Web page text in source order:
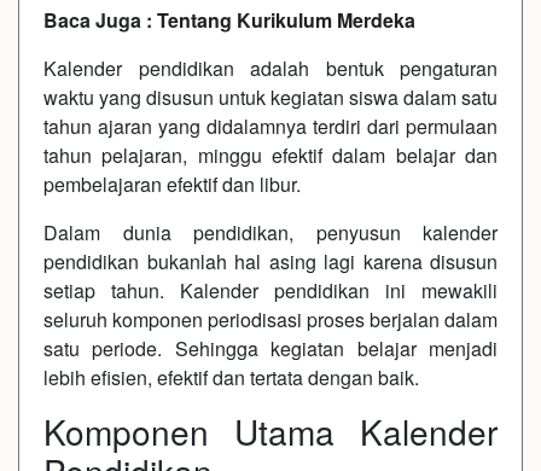
Baca Juga : Tentang Kurikulum Merdeka
Kalender pendidikan adalah bentuk pengaturan
waktu yang disusun untuk kegiatan siswa dalam satu
tahun ajaran yang didalamnya terdiri dari permulaan
tahun pelajaran, minggu efektif dalam belajar dan
pembelajaran efektif dan libur.
Dalam dunia pendidikan, penyusun kalender
pendidikan bukanlah hal asing lagi karena disusun
setiap tahun. Kalender pendidikan ini mewakili
seluruh komponen periodisasi proses berjalan dalam
satu periode. Sehingga kegiatan belajar menjadi
lebih efisien, efektif dan tertata dengan baik.
Komponen Utama Kalender